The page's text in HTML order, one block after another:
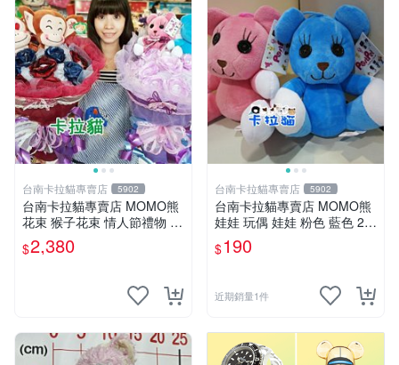
台南卡拉貓專賣店 5902
台南卡拉貓專賣店 MOMO熊
花束 猴子花束 情人節禮物 二
選一 可繡字 可今天寄明天到
$2,380
台南卡拉貓專賣店 5902
台南卡拉貓專賣店 MOMO熊
娃娃 玩偶 娃娃 粉色 藍色 2色
分售
$190
近期銷量1件